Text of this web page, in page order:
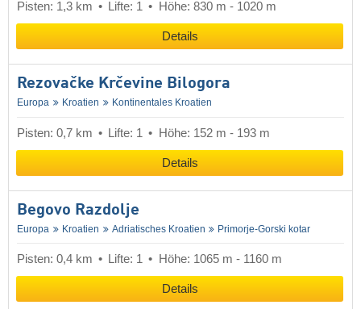
Pisten: 1,3 km Lifte: 1 Höhe: 830 m - 1020 m
Details
Rezovačke Krčevine Bilogora
Europa Kroatien Kontinentales Kroatien
Pisten: 0,7 km Lifte: 1 Höhe: 152 m - 193 m
Details
Begovo Razdolje
Europa Kroatien Adriatisches Kroatien Primorje-Gorski kotar
Pisten: 0,4 km Lifte: 1 Höhe: 1065 m - 1160 m
Details